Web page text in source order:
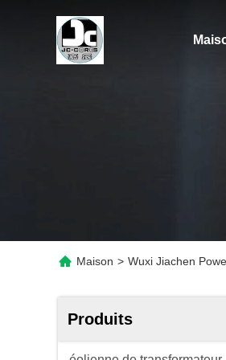
Maison > Wuxi Jiachen
Produits